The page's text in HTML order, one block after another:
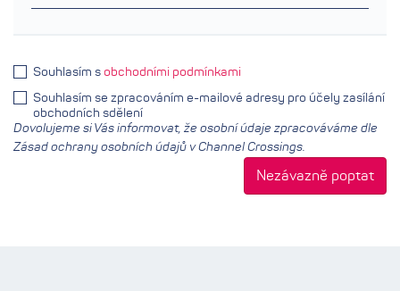
Souhlasím s obchodními podmínkami
Souhlasím se zpracováním e-mailové adresy pro účely zasílání
obchodních sdělení
Dovolujeme si Vás informovat, že osobní údaje zpracováváme dle
Zásad ochrany osobních údajů v Channel Crossings.